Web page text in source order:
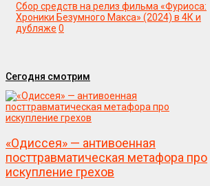
Сбор средств на релиз фильма «Фуриоса:
Хроники Безумного Макса» (2024) в 4К и
дубляже 0
Сегодня смотрим
«Одиссея» — антивоенная
посттравматическая метафора про
искупление грехов